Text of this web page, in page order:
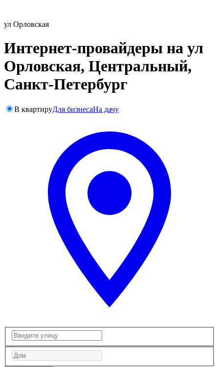
ул Орловская
Интернет-провайдеры на ул
Орловская, Центральный,
Санкт-Петербург
В квартируДля бизнесаНа дачу